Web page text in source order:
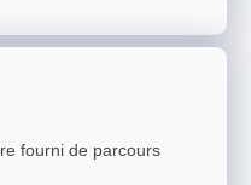
fourni de parcours